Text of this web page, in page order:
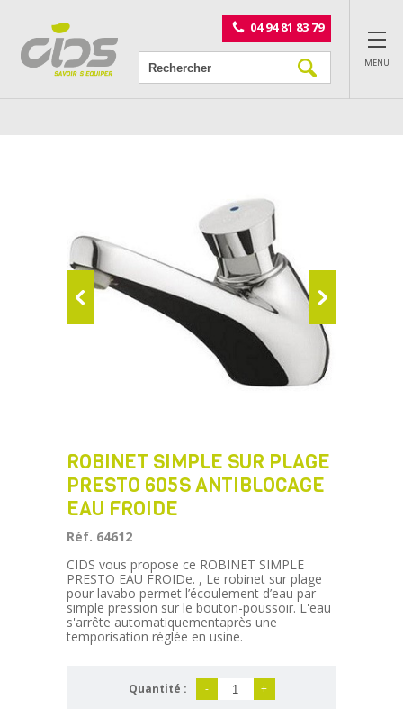
04 94 81 83 79
MENU
ROBINET SIMPLE SUR PLAGE
PRESTO 605S ANTIBLOCAGE
EAU FROIDE
Réf. 64612
CIDS vous propose ce ROBINET SIMPLE
PRESTO EAU FROIDe. , Le robinet sur plage
pour lavabo permet l’écoulement d’eau par
simple pression sur le bouton-poussoir. L'eau
s'arrête automatiquementaprès une
temporisation réglée en usine.
Quantité : - +